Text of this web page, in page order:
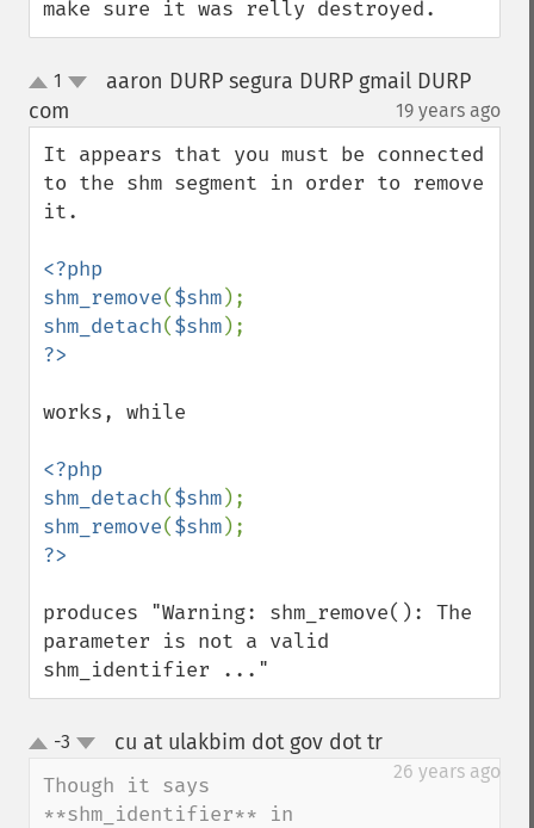
make sure it was relly destroyed.
up
1
aaron DURP segura DURP gmail DURP
com
19 years ago
It appears that you must be connected
to the shm segment in order to remove
it.
<?php
shm_remove($shm
shm_detach($shm
works, while
<?php
shm_detach($shm
shm_remove($shm
produces "Warning: shm_remove(): The
parameter is not a valid
shm_identifier ..."
up-3 cu at ulakbim dot gov dot tr¶
26 years ago
Though it says
**shm_identifier** in